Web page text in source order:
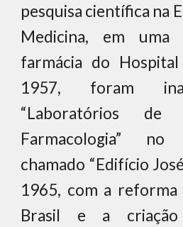
pesquisa científica na
Medicina, em uma
farmácia do
1957, foram
“Laboratórios de
Farmacologia”
chamado “Edifício
1965, com a
Brasil e a